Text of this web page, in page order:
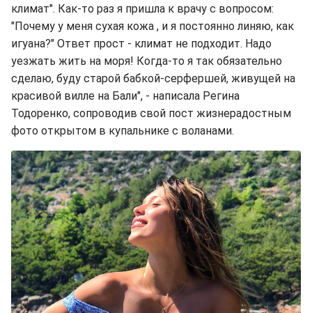
климат". Как-то раз я пришла к врачу с вопросом:
"Почему у меня сухая кожа , и я постоянно линяю, как
игуана?" Ответ прост - климат не подходит. Надо
уезжать жить на моря! Когда-то я так обязательно
сделаю, буду старой бабкой-серфершей, живущей на
красивой вилле на Бали", - написала Регина
Тодоренко, сопроводив свой пост жизнерадостным
фото открытом в купальнике с воланами.